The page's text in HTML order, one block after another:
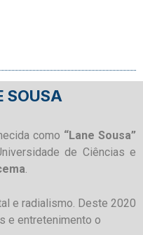
SOUSA
como “Lane Sousa”
de Ciências e
.
e radialismo. Deste 2020
e entretenimento o